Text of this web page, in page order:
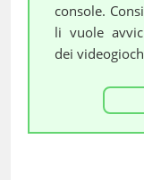
console.
li vuole
dei